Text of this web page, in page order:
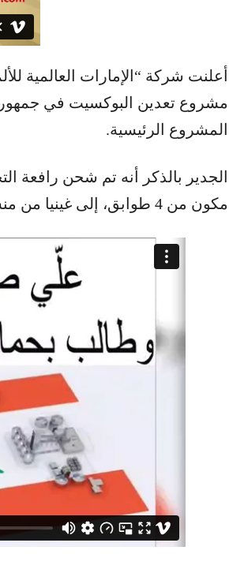
أعلنت شركة “الإمارات العالمية
مشروع تعدين البوكسيت في
المشروع الرئيسية.
الجدير بالذكر أنه تم شحن رافعة
مكون من 4 طوابق، إلى غينيا من منشأة تصنيعها “ﺛﻳﺳﻳﻧﻛﺭﻭﺏ” في الهند.